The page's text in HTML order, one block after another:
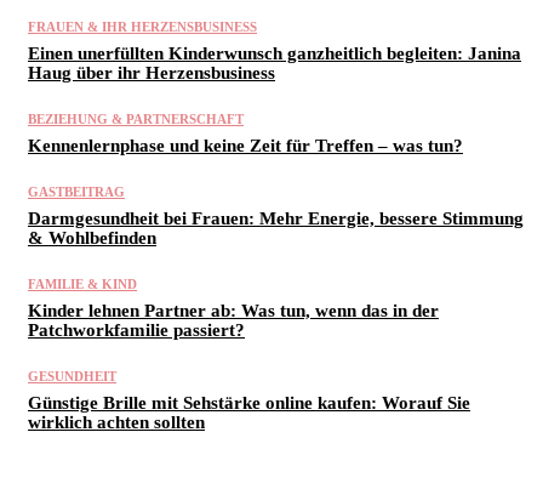
FRAUEN & IHR HERZENSBUSINESS
Einen unerfüllten Kinderwunsch ganzheitlich begleiten: Janina
Haug über ihr Herzensbusiness
BEZIEHUNG & PARTNERSCHAFT
Kennenlernphase und keine Zeit für Treffen – was tun?
GASTBEITRAG
Darmgesundheit bei Frauen: Mehr Energie, bessere Stimmung
& Wohlbefinden
FAMILIE & KIND
Kinder lehnen Partner ab: Was tun, wenn das in der
Patchworkfamilie passiert?
GESUNDHEIT
Günstige Brille mit Sehstärke online kaufen: Worauf Sie
wirklich achten sollten